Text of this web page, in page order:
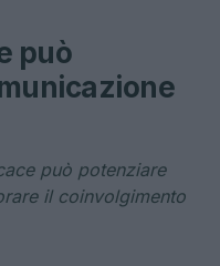
può
può potenziare
il coinvolgimento